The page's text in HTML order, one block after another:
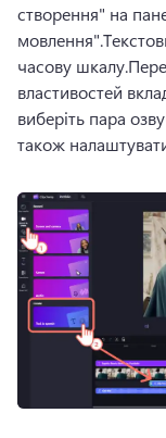
створення" на
мовлення".
часову шкалу.
властивостей
виберіть пара
також